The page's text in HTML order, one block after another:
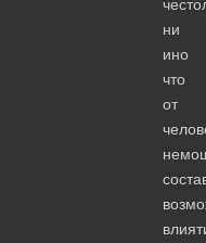
ни
ино
что
от